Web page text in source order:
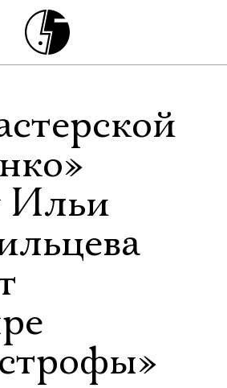
Ильи